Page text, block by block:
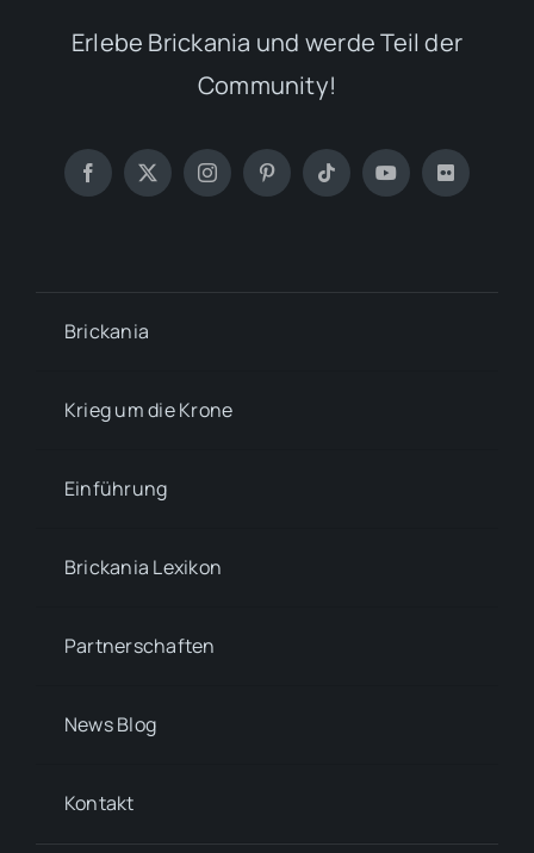
Erlebe Brickania und werde Teil der
Community!
Brickania
Krieg um die Krone
Einführung
Brickania Lexikon
Partnerschaften
News Blog
Kontakt